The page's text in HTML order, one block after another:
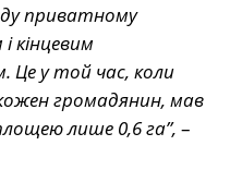
приватному
кінцевим
Це у той час, коли
громадянин, мав
лише 0,6 га”, –